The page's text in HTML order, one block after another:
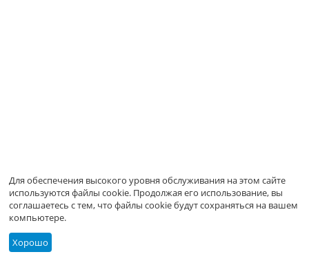
Для обеспечения высокого уровня обслуживания на этом сайте
используются файлы cookie. Продолжая его использование, вы
соглашаетесь с тем, что файлы cookie будут сохраняться на вашем
компьютере.
Хорошо